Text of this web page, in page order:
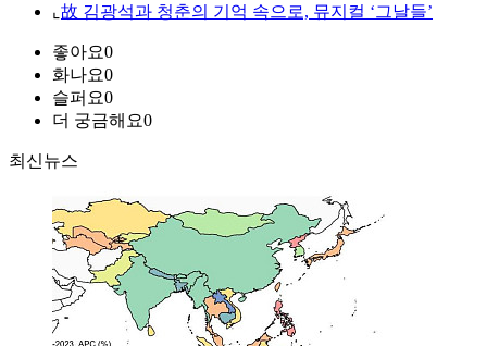
⌞ 故 김광석과 청춘의 기억 속으로, 뮤지컬 ‘그날들’
좋아요0
화나요0
슬퍼요0
더 궁금해요0
최신뉴스